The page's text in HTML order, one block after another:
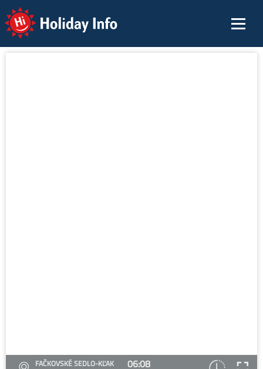
Holiday Info
FAČKOVSKÉ SEDLO-KĽAK
06:08